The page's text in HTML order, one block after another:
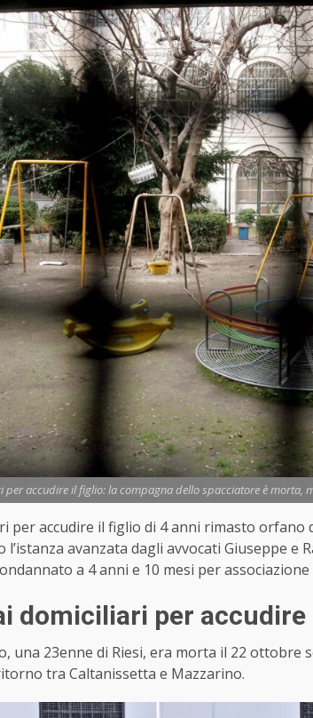
per accudire il figlio: la compagna dello spacciatore è morta,
per accudire il figlio di 4 anni rimasto orfano
avanzata dagli avvocati Giuseppe e
a 4 anni e 10 mesi per
domiciliari per
una 23enne di Riesi, era morta il 22 ottobre
tra Caltanissetta e Mazzarino.